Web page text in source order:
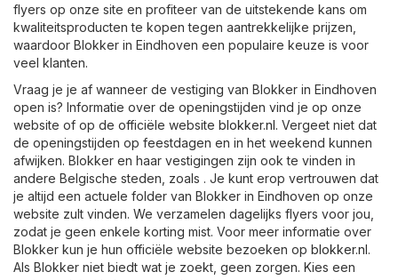
flyers op onze site en profiteer van de uitstekende kans om
kwaliteitsproducten te kopen tegen aantrekkelijke prijzen,
waardoor Blokker in Eindhoven een populaire keuze is voor
veel klanten.
Vraag je je af wanneer de vestiging van Blokker in Eindhoven
open is? Informatie over de openingstijden vind je op onze
website of op de officiële website blokker.nl. Vergeet niet dat
de openingstijden op feestdagen en in het weekend kunnen
afwijken. Blokker en haar vestigingen zijn ook te vinden in
andere Belgische steden, zoals . Je kunt erop vertrouwen dat
je altijd een actuele folder van Blokker in Eindhoven op onze
website zult vinden. We verzamelen dagelijks flyers voor jou,
zodat je geen enkele korting mist. Voor meer informatie over
Blokker kun je hun officiële website bezoeken op blokker.nl.
Als Blokker niet biedt wat je zoekt, geen zorgen. Kies een